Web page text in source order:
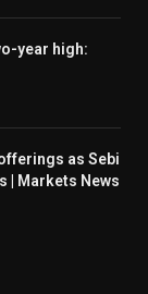
year high:
as Sebi
| Markets News